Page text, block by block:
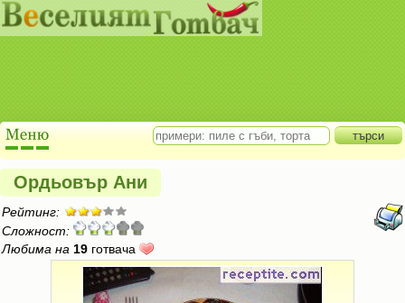
Ордьовър Ани
Рейтинг:
Сложност:
Любима на 19 готвача